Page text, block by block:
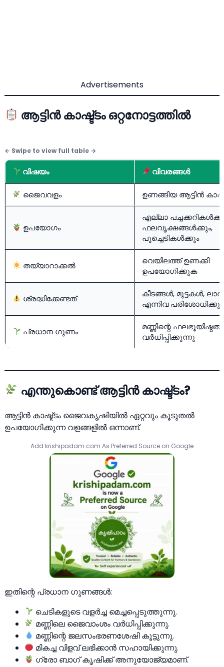
Advertisements
ആട്ടിൻ കാഷ്ട്ടം ഒറ്റനോട്ടത്തിൽ
വിഷയം വിവരങ്ങൾ
ജൈവവളം ഉണങ്ങിയ ആട്ടിൻ
ഉപയോഗം
എല്ലാ
ഫലവൃക്ഷങ്ങൾക്കും,
പൂച്ചെടികൾക്കും
തയ്യാറാക്കൽ
വെയിലത്ത് ഉണക്കി
ഉപയോഗിക്കുക
ശ്രദ്ധിക്കേണ്ടത് കീടങ്ങൾ, മുട്ടകൾ,
എന്നിവ
പ്രധാന ഗുണം
മണ്ണിന്റെ ഫലഭൂയിഷ്ഠത
വർധിപ്പിക്കുന്നു
എന്തുകൊണ്ട് ആട്ടിൻ കാഷ്ട്ടം?
ആട്ടിൻ കാഷ്ട്ടം ജൈവകൃഷിയിൽ ഏറ്റവും കൂടുതൽ
ഉപയോഗിക്കുന്ന വളങ്ങളിൽ ഒന്നാണ്.
Add krishipadam.com As Preferred Source on Google
ഇതിന്റെ പ്രധാന ഗുണങ്ങൾ:
ചെടികളുടെ വളർച്ച മെച്ചപ്പെടുത്തുന്നു.
മണ്ണിലെ ജൈവാംശം വർധിപ്പിക്കുന്നു.
മണ്ണിന്റെ ജലസംഭരണശേഷി കൂട്ടുന്നു.
മികച്ച വിളവ് ലഭിക്കാൻ സഹായിക്കുന്നു.
ഗ്രോ ബാഗ് കൃഷിക്ക് അനുയോജ്യമാണ്.